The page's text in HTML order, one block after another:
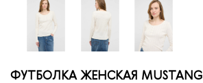
ФУТБОЛКА ЖЕНСКАЯ MUSTANG